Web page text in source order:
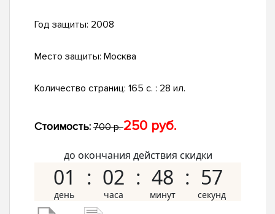
Год защиты: 2008
Место защиты: Москва
Количество страниц: 165 с. : 28 ил.
Стоимость: 700 р.250 руб.
до окончания действия скидки
01 02 48 56